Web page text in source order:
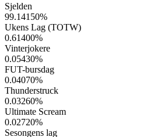
Sjelden
99.14150%
Ukens Lag (TOTW)
0.61400%
Vinterjokere
0.05430%
FUT-bursdag
0.04070%
Thunderstruck
0.03260%
Ultimate Scream
0.02720%
Sesongens lag